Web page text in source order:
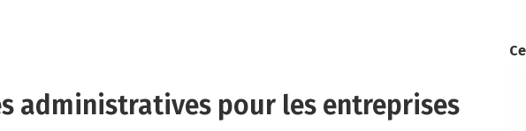
administratives pour les entreprises
|